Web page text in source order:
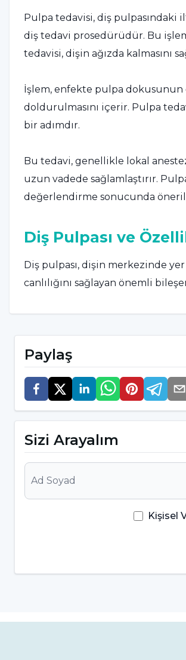
Pulpa tedavisi, diş pulpasındaki
diş tedavi prosedürüdür. Bu
tedavisi, dişin ağızda kalmasını
İşlem, enfekte pulpa dokusunun
doldurulmasını içerir. Pulpa
bir adımdır.
Bu tedavi, genellikle lokal
uzun vadede sağlamlaştırır.
değerlendirme sonucunda
Diş Pulpası ve
Diş pulpası, dişin merkezinde
canlılığını sağlayan önemli
sinir lifleri, dişe gelen uyarıları
hücrelere oksijen ve besinleri
pulpanın sağlıklı ve fonksiyonel
Hücreler:Pulpada çeşitli hücre
çeşitli görevleri yerine getirir.
Diş pulpası,
Diş pulpası sorunları çeşitli
Paylaş
Sizi Arayalım
Kişisel